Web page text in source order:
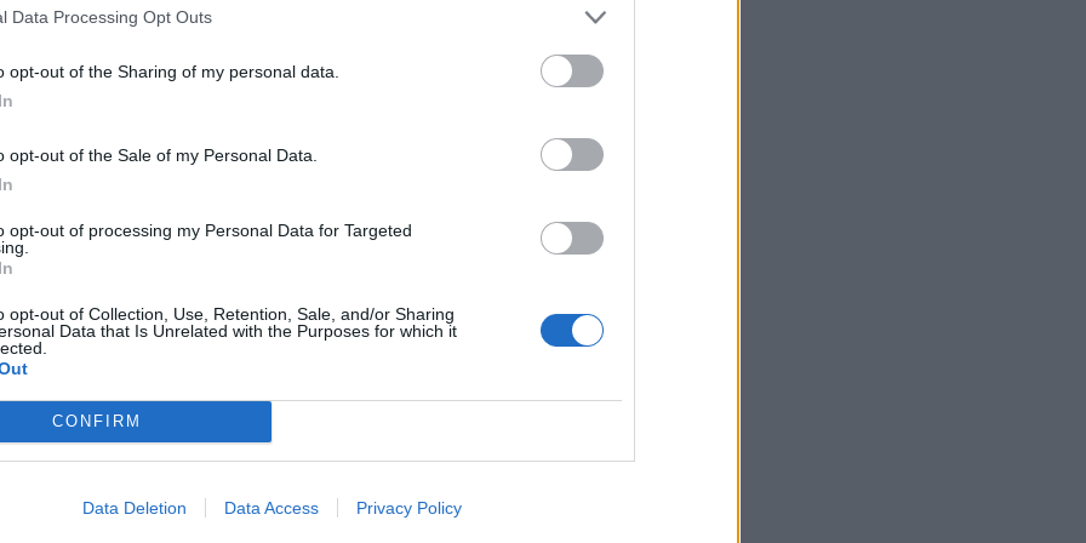
Data Processing Opt Outs
opt-out of the Sharing of my personal data.
opt-out of the Sale of my Personal Data.
opt-out of processing my Personal Data for Targeted
opt-out of Collection, Use, Retention, Sale, and/or Sharing
Data that Is Unrelated with the Purposes for which it
CONFIRM
Data Deletion Data Access Privacy Policy
αστέγων.
50 συνάνθρωποι μας μένουν ξανά στο
οι κοινωνικές υπηρεσίες και
με κόπο, σε συνεργασία με
διοίκηση το αποδυναμώνει.
να ζητά από τους ίδιους ανθρώπους στους
τμήμα του Πολυδύναμου Κέντρου
τη δουλειά της. Η εύκολη λύση για τον κ.
χειριστεί.